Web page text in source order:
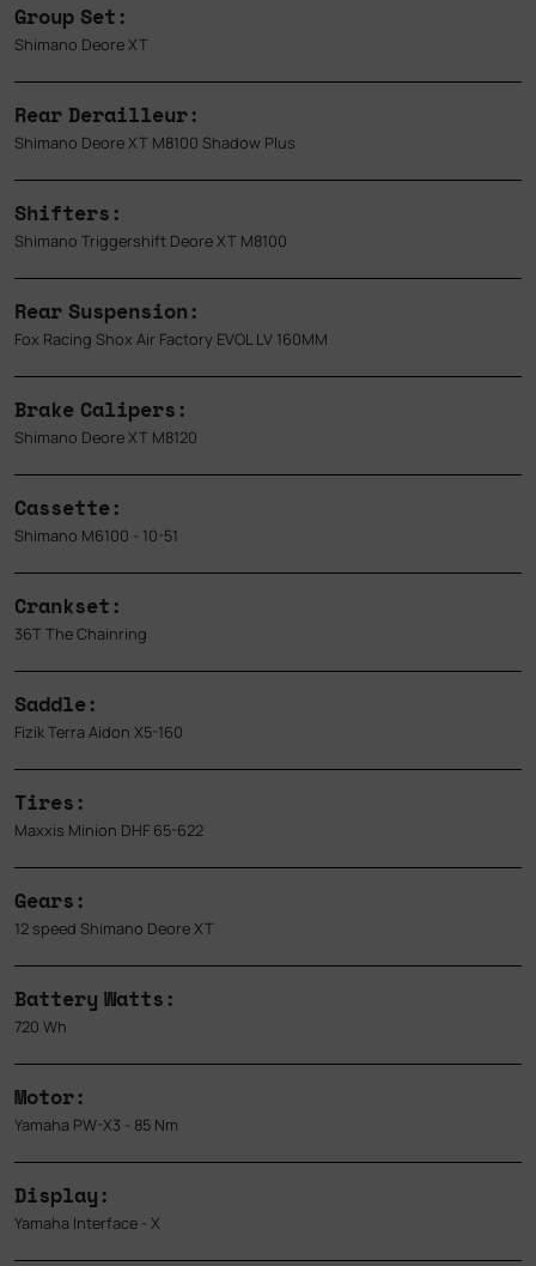
Group Set:
Shimano Deore XT
Rear Derailleur:
Shimano Deore XT M8100 Shadow Plus
Shifters:
Shimano Triggershift Deore XT M8100
Rear Suspension:
Fox Racing Shox Air Factory EVOL LV 160MM
Brake Calipers:
Shimano Deore XT M8120
Cassette:
Shimano M6100 - 10-51
Crankset:
36T The Chainring
Saddle:
Fizik Terra Aidon X5-160
Tires:
Maxxis Minion DHF 65-622
Gears:
12 speed Shimano Deore XT
Battery Watts:
720 Wh
Motor:
Yamaha PW-X3 - 85 Nm
Display:
Yamaha Interface - X